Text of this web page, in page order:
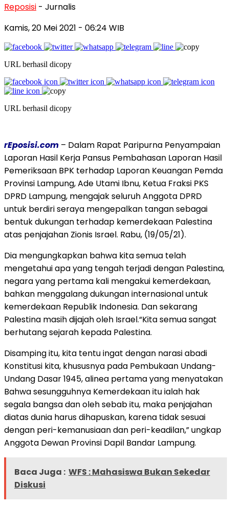
Reposisi - Jurnalis
Kamis, 20 Mei 2021 - 06:24 WIB
URL berhasil dicopy
URL berhasil dicopy
rEposisi.com – Dalam Rapat Paripurna Penyampaian
Laporan Hasil Kerja Pansus Pembahasan Laporan Hasil
Pemeriksaan BPK terhadap Laporan Keuangan Pemda
Provinsi Lampung, Ade Utami Ibnu, Ketua Fraksi PKS
DPRD Lampung, mengajak seluruh Anggota DPRD
untuk berdiri seraya mengepalkan tangan sebagai
bentuk dukungan terhadap kemerdekaan Palestina
atas penjajahan Zionis Israel. Rabu, (19/05/21).
Dia mengungkapkan bahwa kita semua telah
mengetahui apa yang tengah terjadi dengan Palestina,
negara yang pertama kali mengakui kemerdekaan,
bahkan menggalang dukungan internasional untuk
kemerdekaan Republik Indonesia. Dan sekarang
Palestina masih dijajah oleh Israel.“Kita semua sangat
berhutang sejarah kepada Palestina.
Disamping itu, kita tentu ingat dengan narasi abadi
Konstitusi kita, khususnya pada Pembukaan Undang-
Undang Dasar 1945, alinea pertama yang menyatakan
Bahwa sesungguhnya Kemerdekaan itu ialah hak
segala bangsa dan oleh sebab itu, maka penjajahan
diatas dunia harus dihapuskan, karena tidak sesuai
dengan peri-kemanusiaan dan peri-keadilan,” ungkap
Anggota Dewan Provinsi Dapil Bandar Lampung.
Baca Juga : WFS : Mahasiswa Bukan Sekedar
Diskusi